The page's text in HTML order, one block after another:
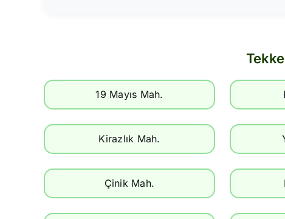
19 Mayıs Mah.
Kirazlık Mah.
Çinik Mah.